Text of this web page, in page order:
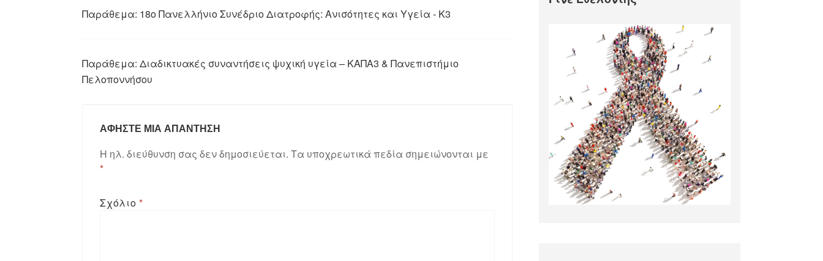
Παράθεμα: 18ο Πανελλήνιο Συνέδριο Διατροφής: Ανισότητες και Υγεία - K3
Παράθεμα:Διαδικτυακές συναντήσεις ψυχική υγεία – ΚΑΠΑ3 & Πανεπιστήμιο
Πελοποννήσου
ΑΦΉΣΤΕ ΜΙΑ ΑΠΆΝΤΗΣΗ
Η ηλ. διεύθυνση σας δεν δημοσιεύεται. Τα υποχρεωτικά πεδία σημειώνονται με
*
Σχόλιο *